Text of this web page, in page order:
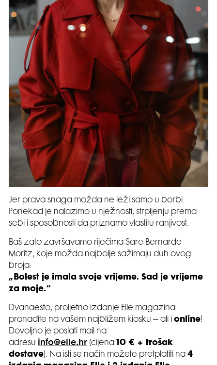
Jer prava snaga možda ne leži samo u borbi.
Ponekad je nalazimo u nježnosti, strpljenju prema
sebi i sposobnosti da priznamo vlastitu ranjivost.
Baš zato završavamo riječima Sare Bernarde
Moritz, koje možda najbolje sažimaju duh ovog
broja:
„Bolest je imala svoje vrijeme. Sad je vrijeme
za moje.“
Dvanaesto, proljetno izdanje Elle magazina
pronađite na vašem najbližem kiosku – ali i online!
Dovoljno je poslati mail na
adresu
info@elle.hr (cijena
10 € + trošak
dostave). Na isti se način možete pretplatiti na 4